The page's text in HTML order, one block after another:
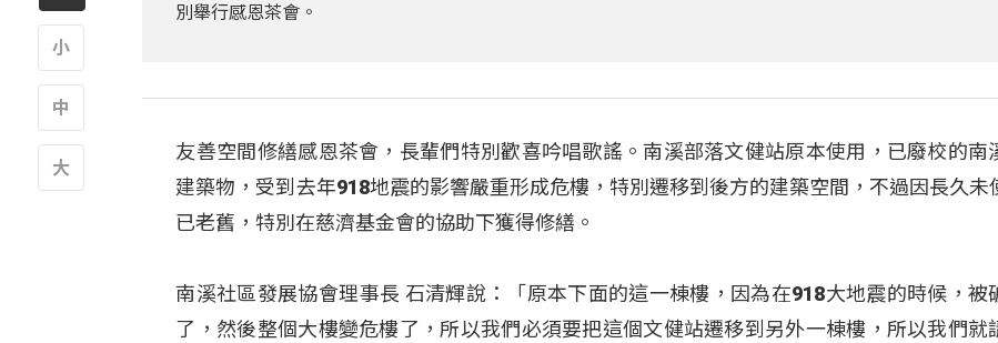
別舉行感恩茶會。
友善空間修繕感恩茶會，長輩們特別歡喜吟唱歌謠。南溪部落文健站原本使用，已廢校的南
建築物，受到去年918地震的影響嚴重形成危樓，特別遷移到後方的建築空間，不過因長久未
已老舊，特別在慈濟基金會的協助下獲得修繕。
南溪社區發展協會理事長 石清輝說：「原本下面的這一棟樓，因為在918大地震的時候，被
了，然後整個大樓變危樓了，所以我們必須要把這個文健站遷移到另外一棟樓，所以我們就